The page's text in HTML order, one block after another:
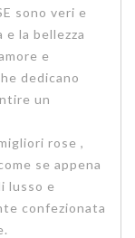
sono veri e
e la bellezza
e
dedicano
un
rose ,
se appena
lusso e
confezionata